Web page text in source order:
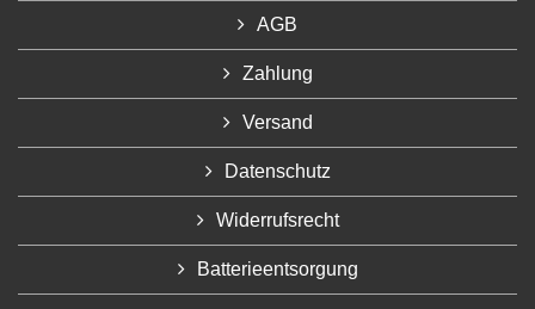
AGB
Zahlung
Versand
Datenschutz
Widerrufsrecht
Batterieentsorgung